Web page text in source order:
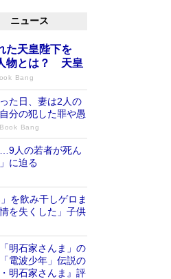
ニュース
た天皇陛下を
物とは？ 天皇
Bang
た日、妻は2人の
分の犯した罪や愚
Book Bang
人の若者が死ん
に迫る
を飲み干しゲロま
を失くした」子供
明石家さんま」の
電波少年」伝説の
明石家さんま』評